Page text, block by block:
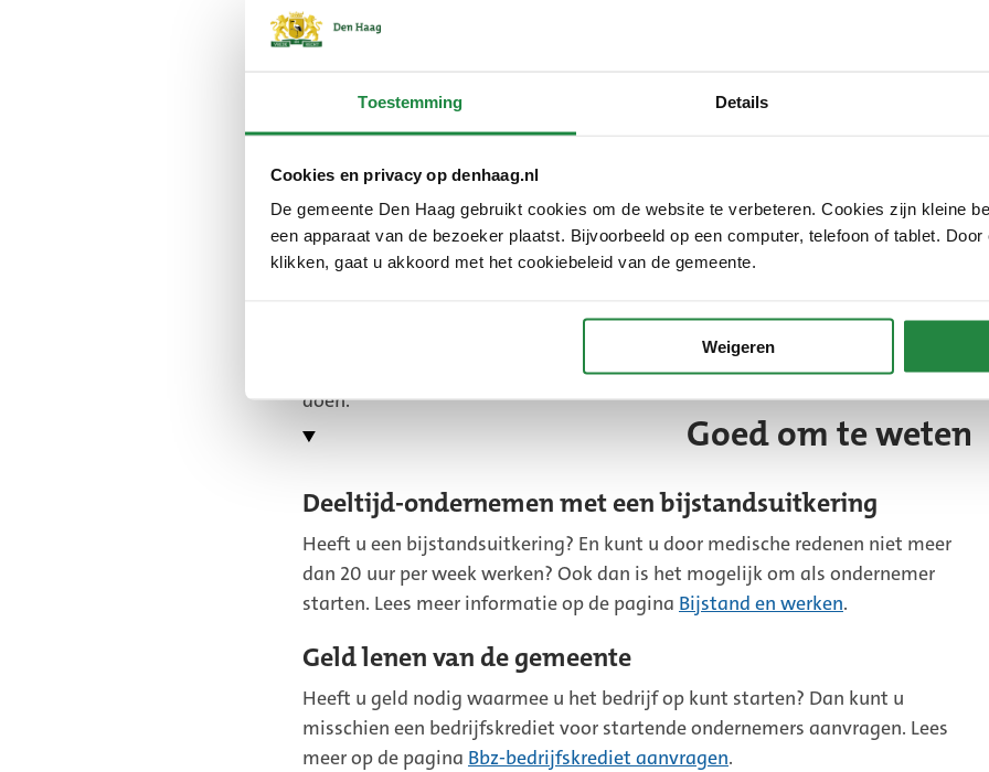
Toestemming Details
Cookies en privacy op denhaag.nl
De gemeente Den Haag gebruikt cookies om de website te verbeteren. Cookies zijn kleine
een apparaat van de bezoeker plaatst. Bijvoorbeeld op een computer, telefoon of tablet.
klikken, gaat u akkoord met het cookiebeleid van de gemeente.
Weigeren
Bent u korter dan 1,5 jaar geleden gestart? Vul dan de
Geeft de ondernemerswijzer aan dat u een Bbz-uitkering kunt aanvragen?
Bbz-uitkering aanvragen
(Externe
link)
Is uw aanvraag compleet en heeft u alle gevraagde documenten ingeleverd?
Dan hoort u binnen 13 weken of u een Bbz-uitkering krijgt.
Dit kan langer duren als er extra onderzoek nodig is naar de
Krijgt u een bijstandsuitkering? Dan duurt het voorbereidingstraject
maximaal 6 maanden. Na dit voorbereidingstraject kunt u een Bbz-aanvraag
doen.
Goed om te weten
Deeltijd-ondernemen met een bijstandsuitkering
Heeft u een bijstandsuitkering? En kunt u door medische redenen niet meer
dan 20 uur per week werken? Ook dan is het mogelijk om als ondernemer
starten. Lees meer informatie op de pagina Bijstand en werken.
Geld lenen van de gemeente
Heeft u geld nodig waarmee u het bedrijf op kunt starten? Dan kunt u
misschien een bedrijfskrediet voor startende ondernemers aanvragen. Lees
meer op de pagina Bbz-bedrijfskrediet aanvragen.